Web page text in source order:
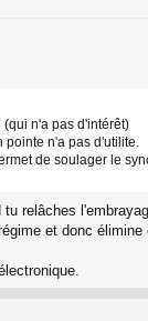
n'a pas d'intérêt)
pointe n'a pas d'utilite.
de soulager le
relâches
et donc